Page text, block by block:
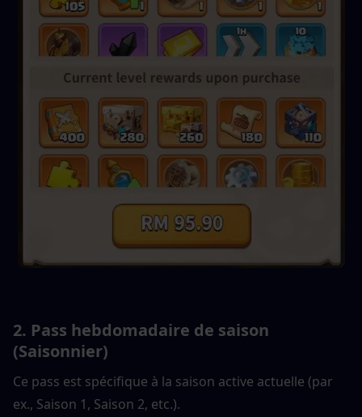
2. Pass hebdomadaire de saison
(Saisonnier)
Ce pass est spécifique à la saison active actuelle (par
ex., Saison 1, Saison 2, etc.).